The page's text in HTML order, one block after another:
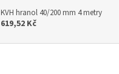
KVH hranol 40/200 mm 4 metry
619,52 Kč